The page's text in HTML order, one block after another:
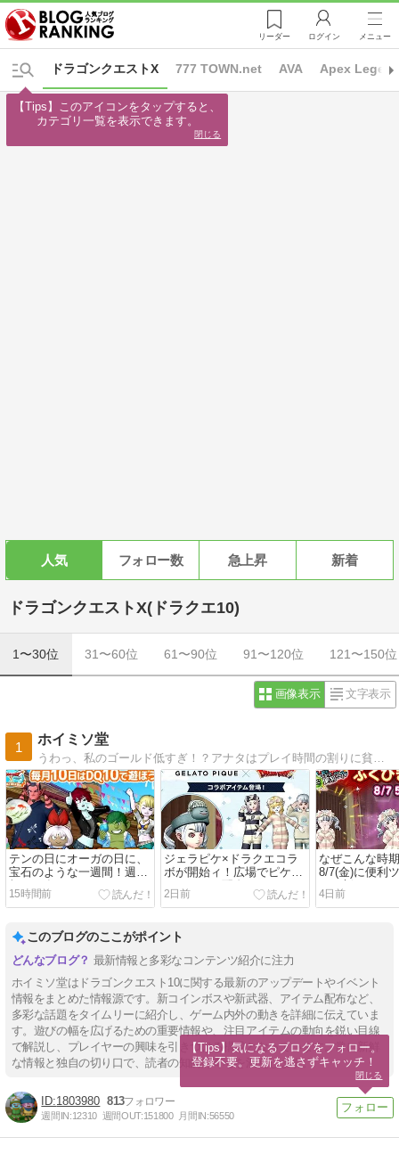
リーダー ログイン メニュー
777 TOWN.net AVA Apex
ドラゴンクエストX
人気 フォロー数 急上昇 新着
ドラゴンクエストX(ドラクエ10)
1〜30位 31〜60位 61〜90位 91〜120位 121〜150位
画像表示 文字表示
1
ホイミソ堂
テンの日にオーガの日に、
宝石のような一週間！週情
報2026年8/9～
15時間前
ジェラピケ×ドラクエコラ
ボが開始ィ！広場でピケス
ラバンドの配布もあるぞ
2日前
なぜこんな時
8/7(金)に便利
き更新でしぐ
ぞ
4日前
このブログのここがポイント
最新情報と多彩なコンテンツ紹介に注力
ホイミソ堂はドラゴンクエスト10に関する最新のアップデートやイベント
情報をまとめた情報源です。新コインボスや新武器、アイテム配布など、
多彩な話題をタイムリーに紹介し、ゲーム内外の動きを詳細に伝えていま
す。遊びの幅を広げるための重要情報や、注目アイテムの動向を鋭い目線
で解説し、プレイヤーの興味を引きつける構成となっています。常に新鮮
な情報と独自の切り口で、読者の知的好奇心を満たします。
1803980 813
週間IN:12310 週間OUT:151800 月間IN:56550
【Tips】このアイコンをタップすると、
カテゴリ一覧を表示できます。
閉じる
【Tips】気になるブログをフォロー。
登録不要。更新を逃さずキャッチ！
閉じる